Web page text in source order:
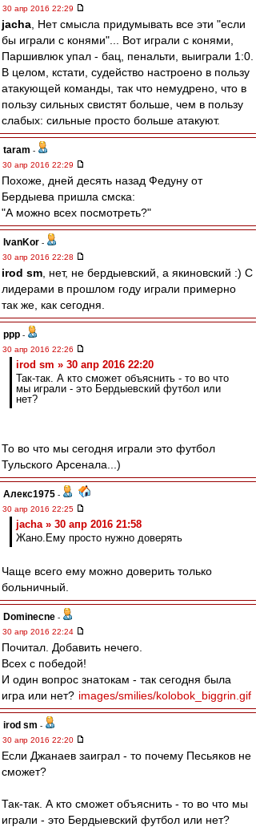
30 апр 2016 22:29
jacha , Нет смысла придумывать все эти "если
бы играли с конями"... Вот играли с конями,
Паршивлюк упал - бац, пенальти, выиграли 1:0.
В целом, кстати, судейство настроено в пользу
атакующей команды, так что немудрено, что в
пользу сильных свистят больше, чем в пользу
слабых: сильные просто больше атакуют.
taram -
30 апр 2016 22:29
Похоже, дней десять назад Федуну от
Бердыева пришла смска:
"А можно всех посмотреть?"
IvanKor -
30 апр 2016 22:28
irod sm , нет, не бердыевский, а якиновский :) С
лидерами в прошлом году играли примерно
так же, как сегодня.
ppp -
30 апр 2016 22:26
irod sm » 30 апр 2016 22:20
Так-так. А кто сможет объяснить - то во что
мы играли - это Бердыевский футбол или
нет?
То во что мы сегодня играли это футбол
Тульского Арсенала...)
Алекс1975 -
30 апр 2016 22:25
jacha » 30 апр 2016 21:58
Жано.Ему просто нужно доверять
Чаще всего ему можно доверить только
больничный.
Dominecne -
30 апр 2016 22:24
Почитал. Добавить нечего.
Всех с победой!
И один вопрос знатокам - так сегодня была
игра или нет? images/smilies/kolobok_biggrin.gif
irod sm -
30 апр 2016 22:20
Если Джанаев заиграл - то почему Песьяков не
сможет?
Так-так. А кто сможет объяснить - то во что мы
играли - это Бердыевский футбол или нет?